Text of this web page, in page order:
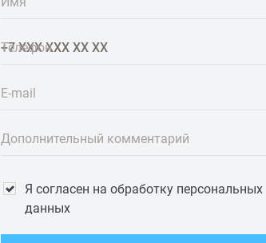
Телефон
E-mail
Дополнительный комментарий
Я согласен на обработку персональных
данных